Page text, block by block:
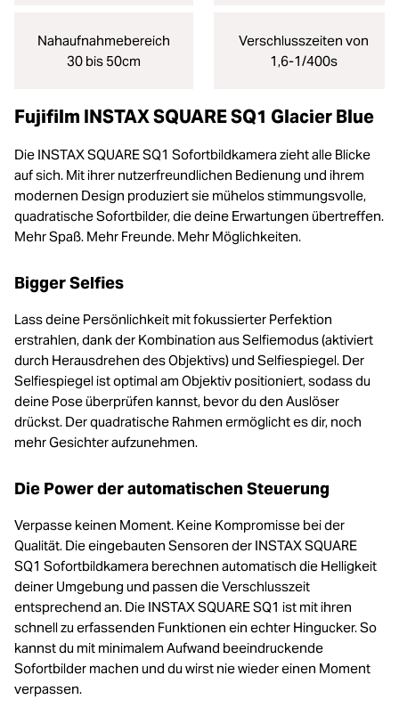
Nahaufnahmebereich
30 bis 50cm
Verschlusszeiten von
1,6-1/400s
Fujifilm INSTAX SQUARE SQ1 Glacier Blue
Die INSTAX SQUARE SQ1 Sofortbildkamera zieht alle Blicke
auf sich. Mit ihrer nutzerfreundlichen Bedienung und ihrem
modernen Design produziert sie mühelos stimmungsvolle,
quadratische Sofortbilder, die deine Erwartungen übertreffen.
Mehr Spaß. Mehr Freunde. Mehr Möglichkeiten.
Bigger Selfies
Lass deine Persönlichkeit mit fokussierter Perfektion
erstrahlen, dank der Kombination aus Selfiemodus (aktiviert
durch Herausdrehen des Objektivs) und Selfiespiegel. Der
Selfiespiegel ist optimal am Objektiv positioniert, sodass du
deine Pose überprüfen kannst, bevor du den Auslöser
drückst. Der quadratische Rahmen ermöglicht es dir, noch
mehr Gesichter aufzunehmen.
Die Power der automatischen Steuerung
Verpasse keinen Moment. Keine Kompromisse bei der
Qualität. Die eingebauten Sensoren der INSTAX SQUARE
SQ1 Sofortbildkamera berechnen automatisch die Helligkeit
deiner Umgebung und passen die Verschlusszeit
entsprechend an. Die INSTAX SQUARE SQ1 ist mit ihren
schnell zu erfassenden Funktionen ein echter Hingucker. So
kannst du mit minimalem Aufwand beeindruckende
Sofortbilder machen und du wirst nie wieder einen Moment
verpassen.